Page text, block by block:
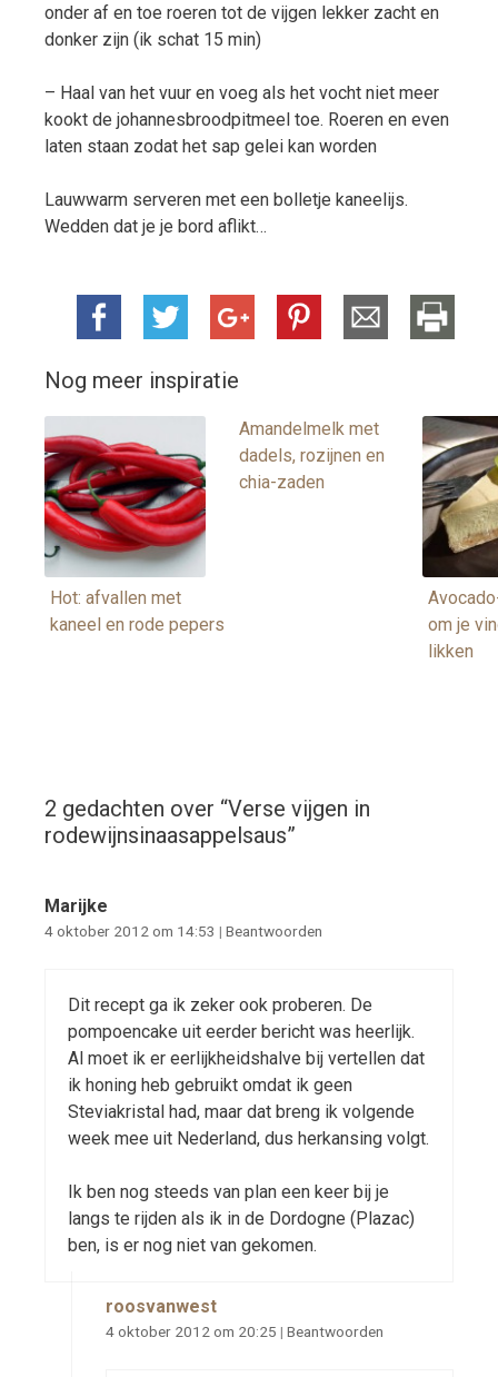
onder af en toe roeren tot de vijgen lekker zacht en
donker zijn (ik schat 15 min)
– Haal van het vuur en voeg als het vocht niet meer
kookt de johannesbroodpitmeel toe. Roeren en even
laten staan zodat het sap gelei kan worden
Lauwwarm serveren met een bolletje kaneelijs.
Wedden dat je je bord aflikt…
Nog meer inspiratie
Hot: afvallen met
kaneel en rode pepers
Amandelmelk met
dadels, rozijnen en
chia-zaden
om je
likken
2 gedachten over “Verse vijgen in
rodewijnsinaasappelsaus”
Marijke
4 oktober 2012 om 14:53 | Beantwoorden
Dit recept ga ik zeker ook proberen. De
pompoencake uit eerder bericht was heerlijk.
Al moet ik er eerlijkheidshalve bij vertellen dat
ik honing heb gebruikt omdat ik geen
Steviakristal had, maar dat breng ik volgende
week mee uit Nederland, dus herkansing volgt.
Ik ben nog steeds van plan een keer bij je
langs te rijden als ik in de Dordogne (Plazac)
ben, is er nog niet van gekomen.
roosvanwest
4 oktober 2012 om 20:25 | Beantwoorden